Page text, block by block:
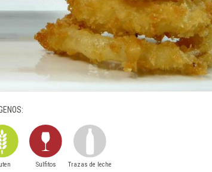
Sulfitos Trazas de leche